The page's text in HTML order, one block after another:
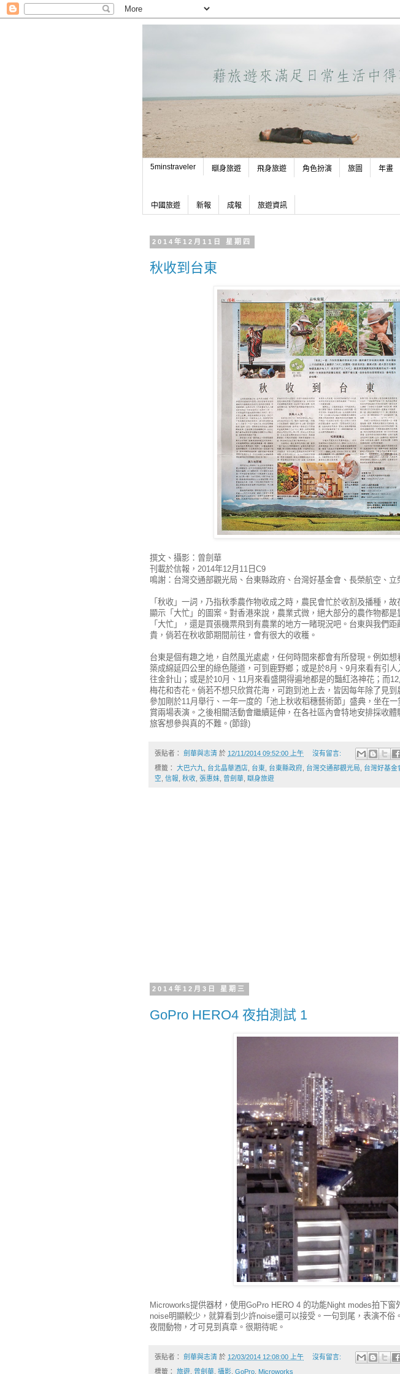
5minstraveler 瞓身旅遊 飛身旅遊 角色扮演 旅圖 年畫
中國旅遊 新報 成報 旅遊資訊
2014年12月11日 星期四
秋收到台東
撰文、攝影：曾劍華
刊載於信報，2014年12月11日C9
鳴謝：台灣交通部觀光局、台東縣政府、台灣好基金會、長榮航空、
「秋收」一詞，乃指秋季農作物收成之時，農民會忙於收割及播種，
顯示「大忙」的圖案。對香港來說，農業式微，絕大部分的農作物都是
「大忙」，還是買張機票飛到有農業的地方一睹現況吧。台東與我們
貴，倘若在秋收節期間前往，會有很大的收穫。
台東是個有趣之地，自然風光處處，任何時間來都會有所發現。例如
築成綿延四公里的綠色隧道，可到鹿野鄉；或是於8月、9月來看有引
往金針山；或是於10月、11月來看盛開得遍地都是的豔紅洛神花；而
梅花和杏花。倘若不想只欣賞花海，可跑到池上去，皆因每年除了見到
參加剛於11月舉行、一年一度的「池上秋收稻穗藝術節」盛典，坐在
賞兩場表演。之後相關活動會繼續延伸，在各社區內會特地安排採收體
旅客想參與真的不難。(節錄)
張貼者： 劍華與志清 於 12/11/2014 09:52:00 上午 沒有留言:
標籤： 大巴六九 台北晶華酒店 台東 台東縣政府 台灣交通部觀光局 台灣好基金
空 信報 秋收 張惠妹 曾劍華 瞓身旅遊
2014年12月3日 星期三
GoPro HERO4 夜拍測試 1
Microworks 提供器材，使用GoPro HERO 4 的功能Night modes拍下窗
noise明顯較少，就算看到少許noise還可以接受。一句到尾，表演不俗
夜間動物，才可見到真章。很期待呢。
張貼者： 劍華與志清 於 12/03/2014 12:08:00 上午 沒有留言:
標籤： 旅遊 曾劍華 攝影 GoPro Microworks